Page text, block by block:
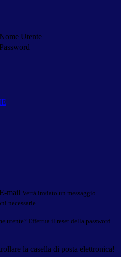
Nome Utente
Password
E-mail Verrà inviato un messaggio
necessarie.
utente? Effettua il reset della password
la casella di posta elettronica!